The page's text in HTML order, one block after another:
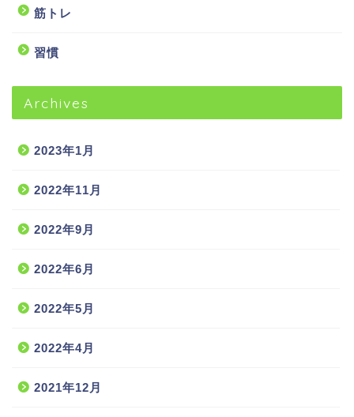
筋トレ
習慣
Archives
2023年1月
2022年11月
2022年9月
2022年6月
2022年5月
2022年4月
2021年12月